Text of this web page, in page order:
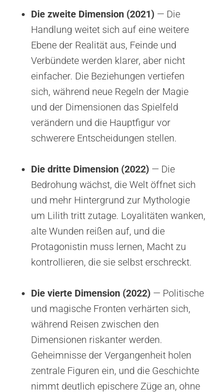
Die zweite Dimension (2021) — Die
Handlung weitet sich auf eine weitere
Ebene der Realität aus, Feinde und
Verbündete werden klarer, aber nicht
einfacher. Die Beziehungen vertiefen
sich, während neue Regeln der Magie
und der Dimensionen das Spielfeld
verändern und die Hauptfigur vor
schwerere Entscheidungen stellen.
Die dritte Dimension (2022) — Die
Bedrohung wächst, die Welt öffnet sich
und mehr Hintergrund zur Mythologie
um Lilith tritt zutage. Loyalitäten wanken,
alte Wunden reißen auf, und die
Protagonistin muss lernen, Macht zu
kontrollieren, die sie selbst erschreckt.
Die vierte Dimension (2022) — Politische
und magische Fronten verhärten sich,
während Reisen zwischen den
Dimensionen riskanter werden.
Geheimnisse der Vergangenheit holen
zentrale Figuren ein, und die Geschichte
nimmt deutlich epischere Züge an, ohne